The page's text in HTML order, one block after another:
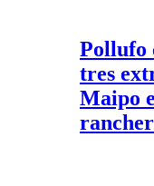
Pollufo
tres
Maipo